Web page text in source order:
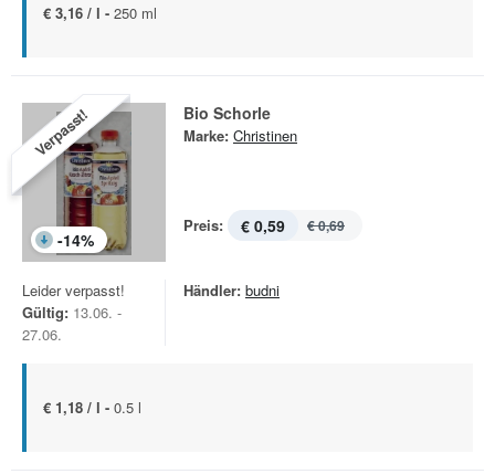
€ 3,16 / l - 250 ml
Verpasst!
-14%
Bio Schorle
Marke: Christinen
Preis: € 0,59 € 0,69
Leider verpasst!
Gültig: 13.06. -
27.06.
Händler: budni
€ 1,18 / l - 0.5 l